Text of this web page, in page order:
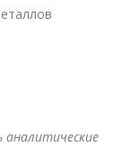
аналитические